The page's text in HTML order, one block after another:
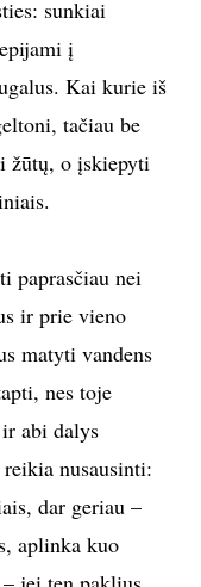
sunkiai
į
Kai kurie iš
tačiau be
žūtų, o įskiepyti
paprasčiau nei
ir prie vieno
matyti vandens
nes toje
abi dalys
nusausinti:
dar geriau –
aplinka kuo